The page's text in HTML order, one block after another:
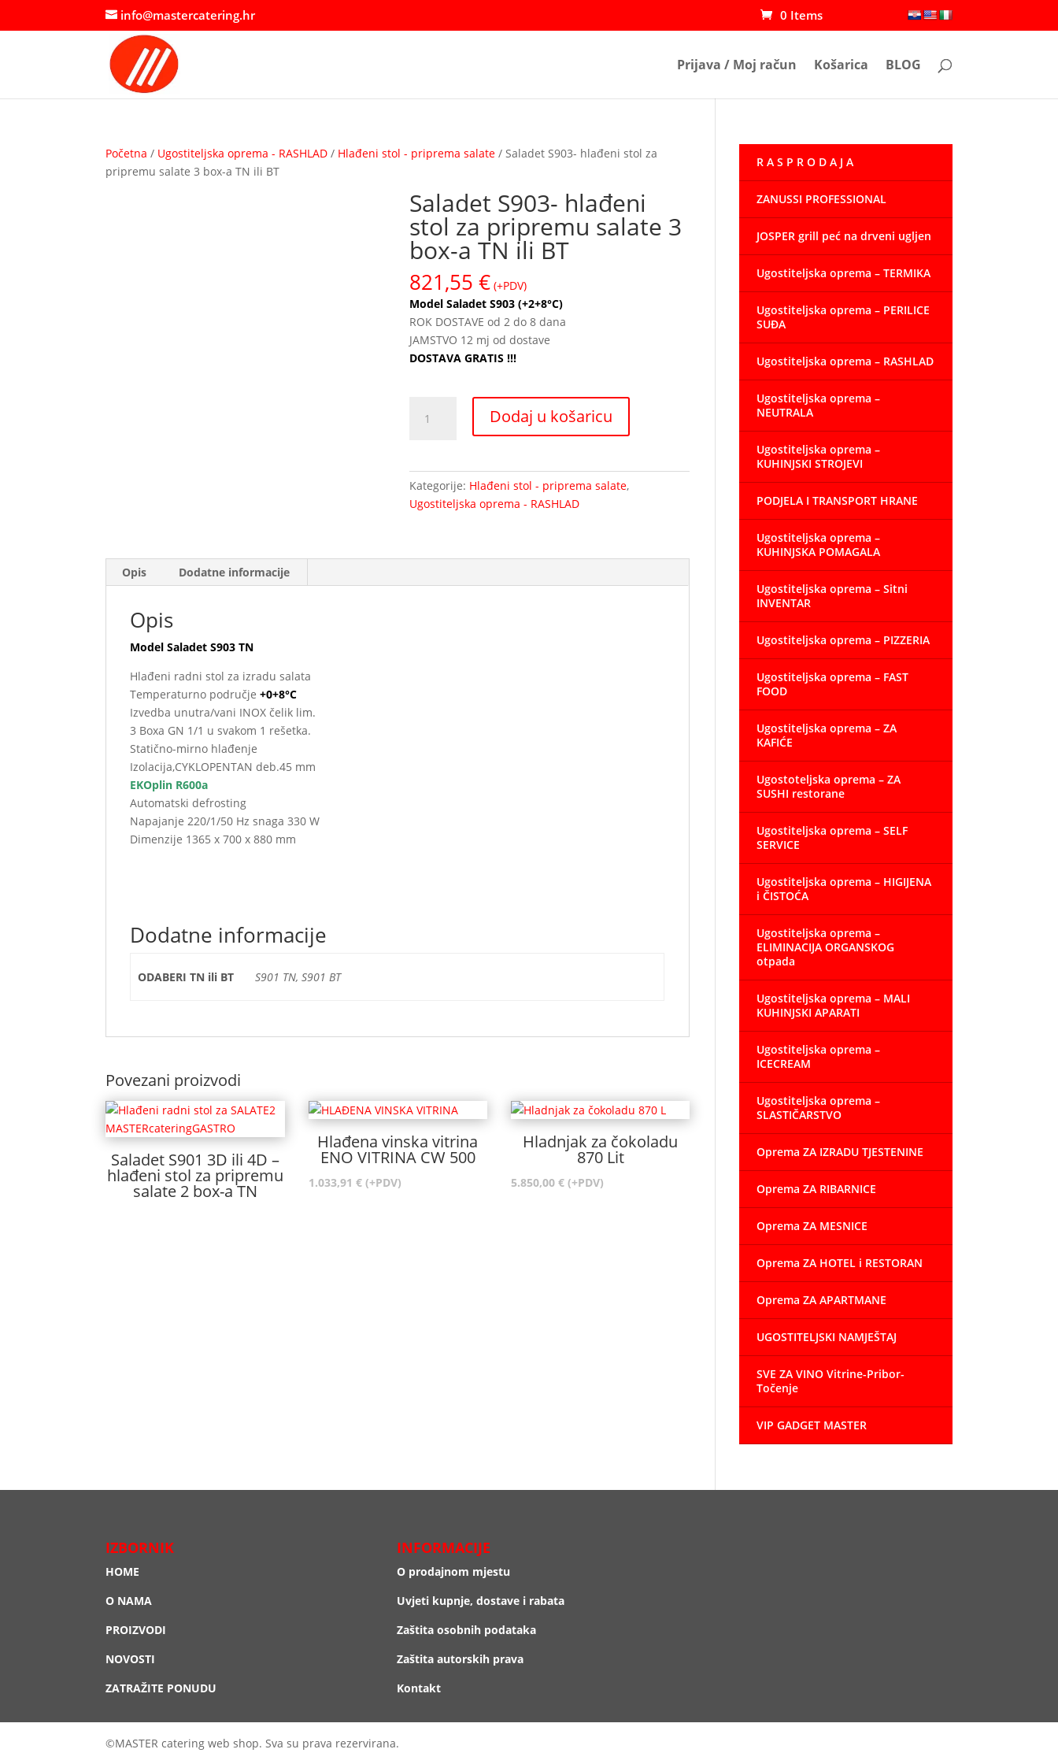
info@mastercatering.hr 0 Items
Prijava / Moj račun Košarica BLOG
Početna / Ugostiteljska oprema - RASHLAD / Hlađeni stol - priprema salate / Saladet S903- hlađeni stol za
pripremu salate 3 box-a TN ili BT
Saladet S903- hlađeni
stol za pripremu salate 3
box-a TN ili BT
821,55€ (+PDV)
Model Saladet S903 (+2+8°C)
ROK DOSTAVE od 2 do 8 dana
JAMSTVO 12 mj od dostave
DOSTAVA GRATIS !!!
S903-
pripremu
salate
TN
Dodaj u košaricu
Kategorije: Hlađeni stol - priprema salate,
Ugostiteljska oprema - RASHLAD
Opis Dodatne informacije
Opis
Model Saladet S903 TN
Hlađeni radni stol za izradu salata
Temperaturno područje+0+8°C
Izvedba unutra/vani INOX čelik lim.
3 Boxa GN 1/1 u svakom 1 rešetka.
Statično-mirno hlađenje
Izolacija,CYKLOPENTAN deb.45 mm
EKOplin R600a
Automatski defrosting
Napajanje 220/1/50 Hz snaga 330 W
Dimenzije 1365 x 700 x 880 mm
Dodatne informacije
ODABERI TN ili BT S901 TN, S901 BT
Povezani proizvodi
Saladet S901 3D ili 4D –
hlađeni stol za pripremu
salate 2 box-a TN
Hlađena vinska vitrina
ENO VITRINA CW 500
1.033,91 € (+PDV)
Hladnjak za čokoladu
870 Lit
5.850,00 € (+PDV)
R A S P R O D A J A
ZANUSSI PROFESSIONAL
JOSPER grill peć na drveni ugljen
Ugostiteljska oprema – TERMIKA
Ugostiteljska oprema – PERILICE
SUĐA
Ugostiteljska oprema – RASHLAD
Ugostiteljska oprema –
NEUTRALA
Ugostiteljska oprema –
KUHINJSKI STROJEVI
PODJELA I TRANSPORT HRANE
Ugostiteljska oprema –
KUHINJSKA POMAGALA
Ugostiteljska oprema – Sitni
INVENTAR
Ugostiteljska oprema – PIZZERIA
Ugostiteljska oprema – FAST
FOOD
Ugostiteljska oprema – ZA
KAFIĆE
Ugostoteljska oprema – ZA
SUSHI restorane
Ugostiteljska oprema – SELF
SERVICE
Ugostiteljska oprema – HIGIJENA
i ČISTOĆA
Ugostiteljska oprema –
ELIMINACIJA ORGANSKOG
otpada
Ugostiteljska oprema – MALI
KUHINJSKI APARATI
Ugostiteljska oprema –
ICECREAM
Ugostiteljska oprema –
SLASTIČARSTVO
Oprema ZA IZRADU TJESTENINE
Oprema ZA RIBARNICE
Oprema ZA MESNICE
Oprema ZA HOTEL i RESTORAN
Oprema ZA APARTMANE
UGOSTITELJSKI NAMJEŠTAJ
SVE ZA VINO Vitrine-Pribor-
Točenje
VIP GADGET MASTER
IZBORNIK
HOME
O NAMA
PROIZVODI
NOVOSTI
ZATRAŽITE PONUDU
INFORMACIJE
O prodajnom mjestu
Uvjeti kupnje, dostave i rabata
Zaštita osobnih podataka
Zaštita autorskih prava
Kontakt
©MASTER catering web shop. Sva su prava rezervirana.